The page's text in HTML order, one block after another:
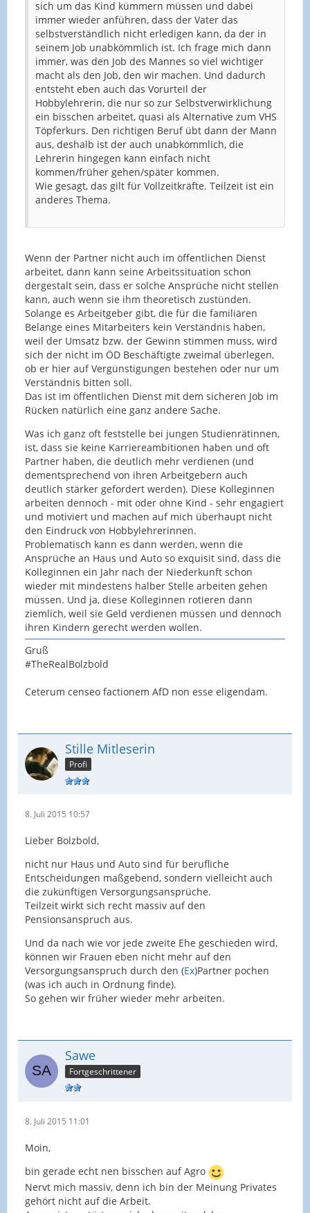
sich um das Kind kümmern müssen und dabei
immer wieder anführen, dass der Vater das
selbstverständlich nicht erledigen kann, da der in
seinem Job unabkömmlich ist. Ich frage mich dann
immer, was den Job des Mannes so viel wichtiger
macht als den Job, den wir machen. Und dadurch
entsteht eben auch das Vorurteil der
Hobbylehrerin, die nur so zur Selbstverwirklichung
ein bisschen arbeitet, quasi als Alternative zum VHS
Töpferkurs. Den richtigen Beruf übt dann der Mann
aus, deshalb ist der auch unabkömmlich, die
Lehrerin hingegen kann einfach nicht
kommen/früher gehen/später kommen.
Wie gesagt, das gilt für Vollzeitkräfte. Teilzeit ist ein
anderes Thema.
Wenn der Partner nicht auch im öffentlichen Dienst
arbeitet, dann kann seine Arbeitssituation schon
dergestalt sein, dass er solche Ansprüche nicht stellen
kann, auch wenn sie ihm theoretisch zustünden.
Solange es Arbeitgeber gibt, die für die familiären
Belange eines Mitarbeiters kein Verständnis haben,
weil der Umsatz bzw. der Gewinn stimmen muss, wird
sich der nicht im ÖD Beschäftigte zweimal überlegen,
ob er hier auf Vergünstigungen bestehen oder nur um
Verständnis bitten soll.
Das ist im öffentlichen Dienst mit dem sicheren Job im
Rücken natürlich eine ganz andere Sache.
Was ich ganz oft feststelle bei jungen Studienrätinnen,
ist, dass sie keine Karriereambitionen haben und oft
Partner haben, die deutlich mehr verdienen (und
dementsprechend von ihren Arbeitgebern auch
deutlich stärker gefordert werden). Diese Kolleginnen
arbeiten dennoch - mit oder ohne Kind - sehr engagiert
und motiviert und machen auf mich überhaupt nicht
den Eindruck von Hobbylehrerinnen.
Problematisch kann es dann werden, wenn die
Ansprüche an Haus und Auto so exquisit sind, dass die
Kolleginnen ein Jahr nach der Niederkunft schon
wieder mit mindestens halber Stelle arbeiten gehen
müssen. Und ja, diese Kolleginnen rotieren dann
ziemlich, weil sie Geld verdienen müssen und dennoch
ihren Kindern gerecht werden wollen.
Gruß
#TheRealBolzbold
Ceterum censeo factionem AfD non esse eligendam.
Stille Mitleserin
Profi
8. Juli 2015 10:57
Lieber Bolzbold,
nicht nur Haus und Auto sind für berufliche
Entscheidungen maßgebend, sondern vielleicht auch
die zukünftigen Versorgungsansprüche.
Teilzeit wirkt sich recht massiv auf den
Pensionsanspruch aus.
Und da nach wie vor jede zweite Ehe geschieden wird,
können wir Frauen eben nicht mehr auf den
Versorgungsanspruch durch den (Ex)Partner pochen
(was ich auch in Ordnung finde).
So gehen wir früher wieder mehr arbeiten.
Sawe
Fortgeschrittener
8. Juli 2015 11:01
Moin,
bin gerade echt nen bisschen auf Agro
Nervt mich massiv, denn ich bin der Meinung Privates
gehört nicht auf die Arbeit.